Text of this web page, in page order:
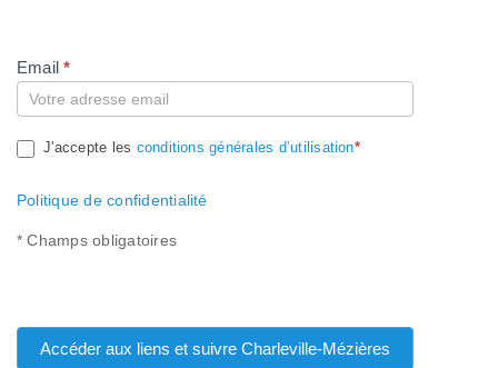
Compte
Email*
J'accepte les conditions générales d’utilisation*
Politique de confidentialité
* Champs obligatoires
Accéder aux liens et suivre Charleville-Mézières